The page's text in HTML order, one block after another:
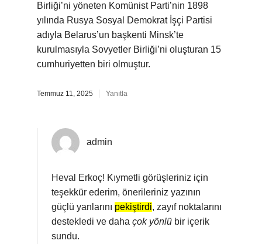
Birliği’ni yöneten Komünist Parti’nin 1898
yılında Rusya Sosyal Demokrat İşçi Partisi
adıyla Belarus’un başkenti Minsk’te
kurulmasıyla Sovyetler Birliği’ni oluşturan 15
cumhuriyetten biri olmuştur.
Temmuz 11, 2025 Yanıtla
admin
Heval Erkoç! Kıymetli görüşleriniz için
teşekkür ederim, önerileriniz yazının
güçlü yanlarını pekiştirdi, zayıf noktalarını
destekledi ve daha çok yönlü bir içerik
sundu.